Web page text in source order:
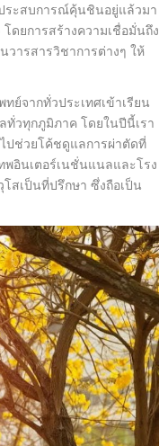
ระสบการณ์คุ้นชินอยู่แล้วมา
ดยการสร้างความเชื่อมั่นถึง
วารสารวิชาการต่างๆ ให้
ย์จากทั่วประเทศเข้าเรียน
ทั่วทุกภูมิภาค โดยในปีนี้เรา
ปช่วยโค้ชดูแลการผ่าตัดที่
พอินเตอร์เนชั่นแนลและโรง
โสเป็นที่ปรึกษา ซึ่งถือเป็น